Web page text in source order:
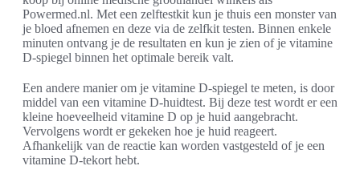
Powermed.nl. Met een zelftestkit kun je thuis een monster van
je bloed afnemen en deze via de zelfkit testen. Binnen enkele
minuten ontvang je de resultaten en kun je zien of je vitamine
D-spiegel binnen het optimale bereik valt.
Een andere manier om je vitamine D-spiegel te meten, is door
middel van een vitamine D-huidtest. Bij deze test wordt er een
kleine hoeveelheid vitamine D op je huid aangebracht.
Vervolgens wordt er gekeken hoe je huid reageert.
Afhankelijk van de reactie kan worden vastgesteld of je een
vitamine D-tekort hebt.